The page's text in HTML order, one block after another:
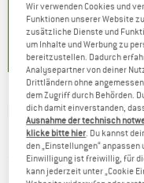
)
4.7(
MAMMUT -
Hoodie
(0)
Wir verwenden Cookies und
Funktionen unserer Website
zusätzliche Dienste und
um Inhalte und Werbung zu
bereitzustellen. Dadurch
Analysepartner von deiner
Drittländern ohne
dem Zugriff durch Behörden.
dich damit einverstanden,
Ausnahme der technisch
klicke bitte hier. Du kannst
den „Einstellungen“
Einwilligung ist freiwillig, für
kann jederzeit unter „Cookie